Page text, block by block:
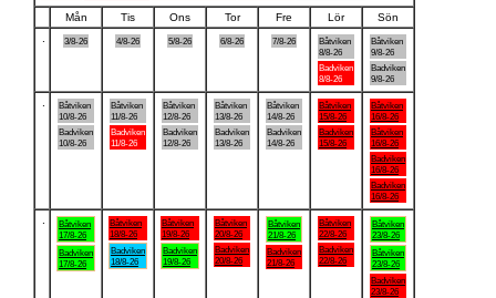
Mån Tis Ons Tor Fre Lör
Sön
3/8-26 4/8-26 5/8-26 6/8-26 7/8-26
Båtviken
8/8-26
Badviken
8/8-26
Båtviken
9/8-26
Badviken
9/8-26
Båtviken
10/8-26
Badviken
10/8-26
Båtviken
11/8-26
Badviken
11/8-26
Båtviken
12/8-26
Badviken
12/8-26
Båtviken
13/8-26
Badviken
13/8-26
Båtviken
14/8-26
Badviken
14/8-26
Båtviken
15/8-26
Badviken
15/8-26
Båtviken
16/8-26
Båtviken
16/8-26
Badviken
16/8-26
Badviken
16/8-26
Båtviken
17/8-26
Badviken
17/8-26
Båtviken
18/8-26
Badviken
18/8-26
Båtviken
19/8-26
Badviken
19/8-26
Båtviken
20/8-26
Badviken
20/8-26
Båtviken
21/8-26
Badviken
21/8-26
Båtviken
22/8-26
Badviken
22/8-26
Båtviken
23/8-26
Båtviken
23/8-26
Badviken
23/8-26